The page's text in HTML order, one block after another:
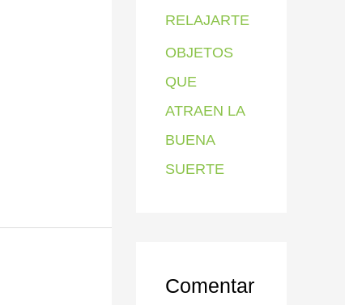
RELAJARTE
OBJETOS
QUE
ATRAEN LA
BUENA
SUERTE
Comentar